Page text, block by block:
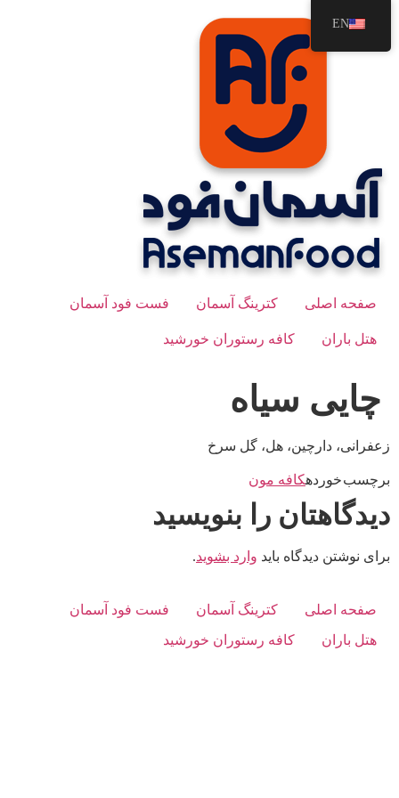
محتوا
صفحه اصلی کترینگ آسمان فست فود آسمان
هتل باران کافه رستوران خورشید
چایی سیاه
زعفرانی، دارچین، هل، گل سرخ
برچسب خوردهکافه مون
دیدگاهتان را بنویسید
برای نوشتن دیدگاه باید وارد بشوید.
صفحه اصلی کترینگ آسمان
فست فود آسمان
هتل باران
کافه رستوران خورشید
EN